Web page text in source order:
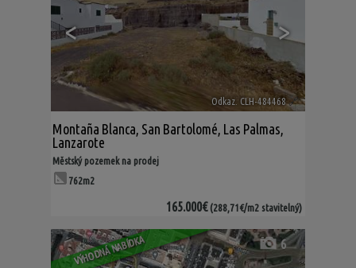
< >
Odkaz. CLH-484468 🔗
Montaña Blanca, San Bartolomé, Las Palmas,
Lanzarote
Městský pozemek na prodej
762m2
165.000€ (288,71€/m2 stavitelný)
VÝHODNÁ NABÍDKA 6